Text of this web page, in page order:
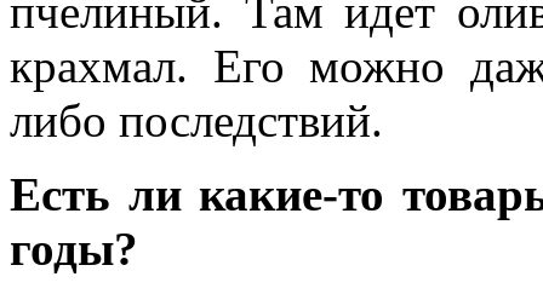
пчелиный. Там идет
крахмал. Его можно
либо последствий.
Есть ли какие-то
годы?